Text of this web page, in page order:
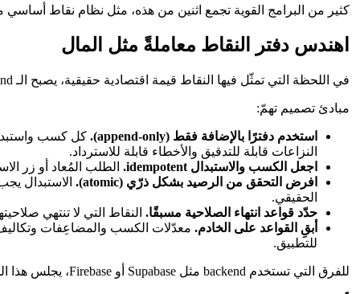
كثير من البرامج القوية تجمع اثنين من هذه، مثل نظام نقاط أساسي
اهندس دفتر النقاط معاملةً مثل المال
في اللحظة التي تمثّل فيها النقاط قيمة اقتصادية حقيقية، يصبح الـ backend الخاص بالولاء نظامًا ماليًا، ويجب أن يُبنى كذلك. لقد رأينا برامج تتسرّب منها الأموال بهدوء لأن منطق النقاط عُومل كفكرة لاحقة.
مبادئ تصميم تهمّ:
استخدم دفترًا بالإضافة فقط (append-only).
كل كسب
النزاعات قابلة للتدقيق والأخطاء قابلة للاسترداد.
اجعل الكسب والاستبدال idempotent.
الطلب المُعاد أو زر
افرض التحقق من الرصيد بشكل ذرّي (atomic).
الاستبدال
الحقيقي.
حدّد قواعد انتهاء الصلاحية مسبقًا. النقاط التي لا تنتهي
أبقِ القواعد على الخادم.
للتطبيق.
للفرق التي تستخدم backend مثل Supabase أو Firebase، يجلس هذا الدفتر طبيعيًا بجانب بياناتك القائمة، لكن قواعد السلامة أعلاه غير قابلة للتفاوض أيًا كانت التقنية.